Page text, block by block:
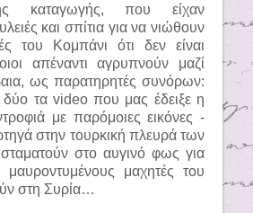
καταγωγής, που είχαν
και σπίτια για να νιώθουν
του Κομπάνι ότι δεν είναι
απέναντι αγρυπνούν μαζί
ως παρατηρητές συνόρων:
δύο τα videoπου μας έδειξε η
με παρόμοιες εικόνες -
στην τουρκική πλευρά των
στο αυγινό φως για
μαχητές του
στη Συρία…